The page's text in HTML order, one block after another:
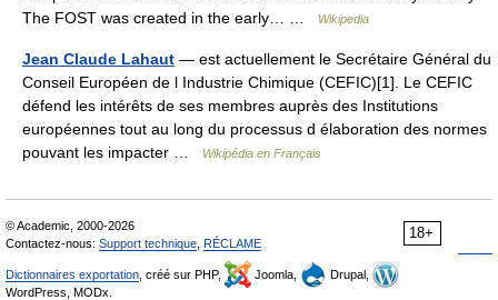
The FOST was created in the early… …
Wikipedia
Jean Claude Lahaut — est actuellement le Secrétaire Général du
Conseil Européen de l Industrie Chimique (CEFIC)[1]. Le CEFIC
défend les intérêts de ses membres auprès des Institutions
européennes tout au long du processus d élaboration des normes
pouvant les impacter …
Wikipédia en Français
18+
© Academic, 2000-2026
Contactez-nous: Support technique RÉCLAME
Dictionnaires exportation , créé sur PHP, Joomla,
Drupal,
WordPress, MODx.